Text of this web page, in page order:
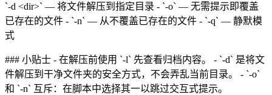
`-d <dir>` — 将文件解压到指定目录 - `-o` — 无需提示即覆盖
已存在的文件 - `-n` — 从不覆盖已存在的文件 - `-q` — 静默模
式
### 小贴士 - 在解压前使用 `-l` 先查看归档内容。 - `-d` 是将文
件解压到干净文件夹的安全方式，不会弄乱当前目录。 - `-o`
和 `-n` 互斥：在脚本中选择其一以跳过交互式提示。